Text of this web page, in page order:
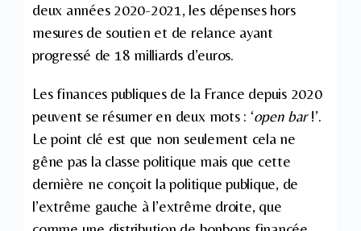
deux années 2020-2021, les dépenses hors
mesures de soutien et de relance ayant
progressé de 18 milliards d’euros.
Les finances publiques de la France depuis 2020
peuvent se résumer en deux mots : ‘open bar!’.
Le point clé est que non seulement cela ne
gêne pas la classe politique mais que cette
dernière ne conçoit la politique publique, de
l’extrême gauche à l’extrême droite, que